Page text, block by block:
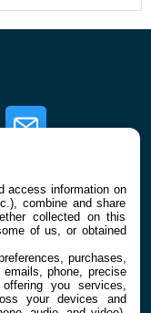
RSS Newsletter
access information on
combine and share
collected on this
of us, or obtained
purchases,
phone, precise
you services,
your devices and